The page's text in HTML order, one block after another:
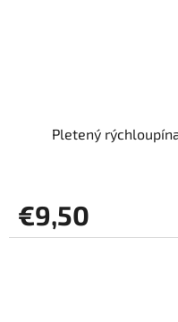
Pletený
€9,50